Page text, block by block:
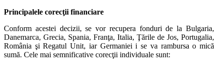
Principalele corecţii financiare
Conform acestei decizii, se vor recupera fonduri de la Bulgaria,
Danemarca, Grecia, Spania, Franţa, Italia, Ţările de Jos, Portugalia,
România şi Regatul Unit, iar Germaniei i se va rambursa o mică
sumă. Cele mai semnificative corecţii individuale sunt: